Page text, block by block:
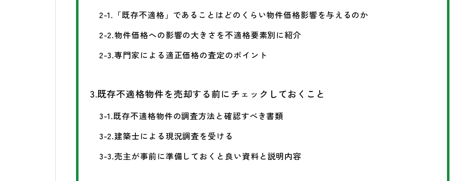
2-1.「既存不適格」であることはどのくらい物件価格影響を与えるのか
2-2.物件価格への影響の大きさを不適格要素別に紹介
2-3.専門家による適正価格の査定のポイント
3.既存不適格物件を売却する前にチェックしておくこと
3-1.既存不適格物件の調査方法と確認すべき書類
3-2.建築士による現況調査を受ける
3-3.売主が事前に準備しておくと良い資料と説明内容